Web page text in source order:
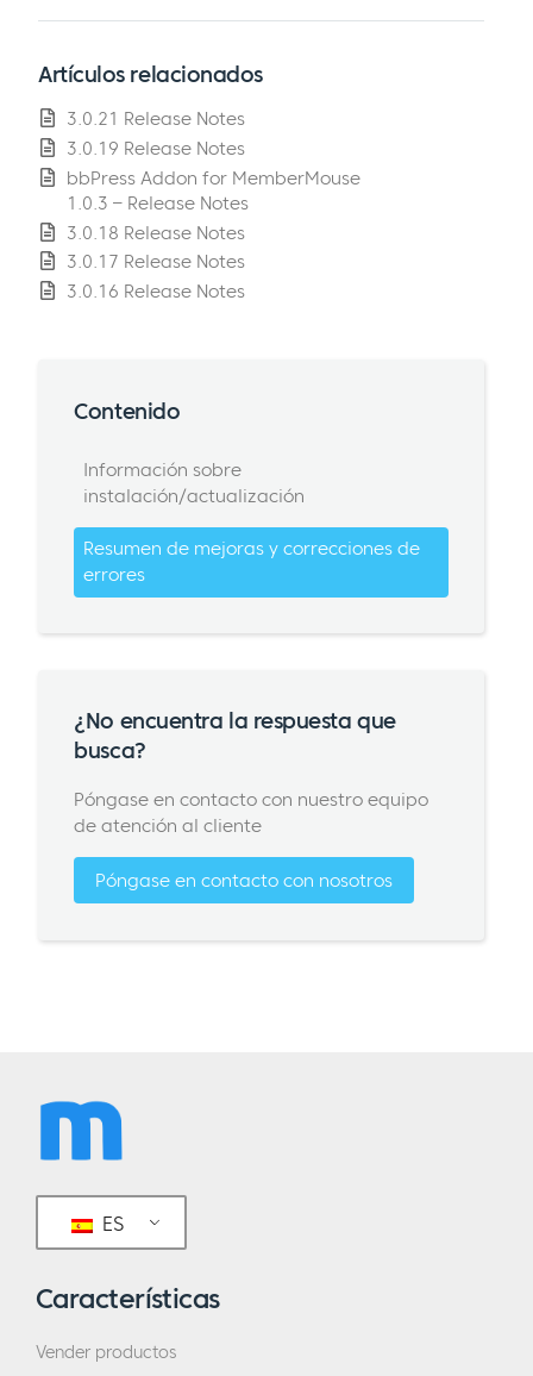
Artículos relacionados
3.0.21 Release Notes
3.0.19 Release Notes
bbPress Addon for MemberMouse
1.0.3 – Release Notes
3.0.18 Release Notes
3.0.17 Release Notes
3.0.16 Release Notes
Contenido
Información sobre
instalación/actualización
Resumen de mejoras y correcciones de
errores
¿No encuentra la respuesta que
busca?
Póngase en contacto con nuestro equipo
de atención al cliente
Póngase en contacto con nosotros
ES
Características
Vender productos